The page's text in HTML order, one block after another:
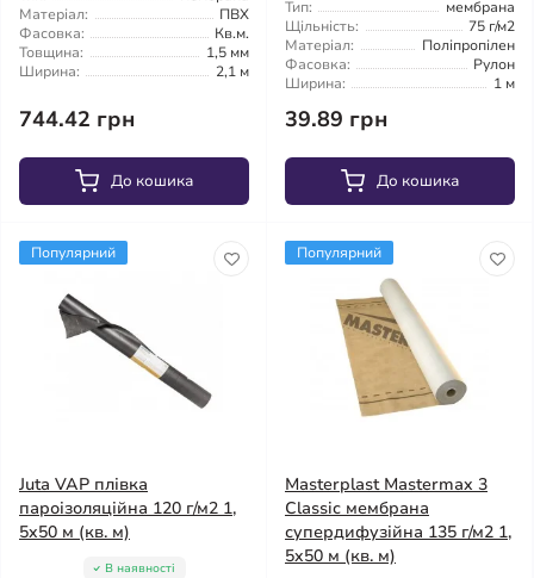
Матеріал:
ПВХ
Фасовка:
Кв.м.
Товщина:
1,5 мм
Ширина:
2,1 м
744.42 грн
До кошика
Тип:
мембрана
Щільність:
75 г/м2
Матеріал:
Поліпропілен
Фасовка:
Рулон
Ширина:
1 м
39.89 грн
До кошика
Популярний
Juta VAP плівка
пароізоляційна 120 г/м2 1,
5x50 м (кв. м)
В наявності
Популярний
Masterplast Mastermax 3
Classic мембрана
супердифузійна 135 г/м2 1,
5x50 м (кв. м)